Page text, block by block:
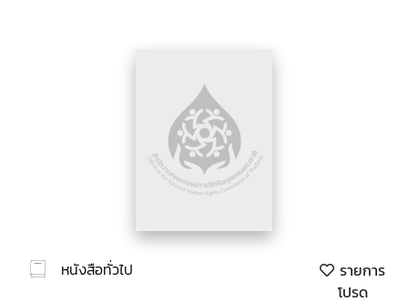
หนังสือทั่วไป
รายการ
โปรด